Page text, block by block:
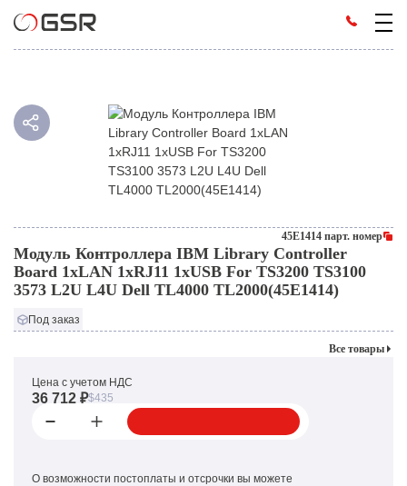
45E1414 парт. номер
Модуль Контроллера IBM Library Controller
Board 1xLAN 1xRJ11 1xUSB For TS3200 TS3100
3573 L2U L4U Dell TL4000 TL2000(45E1414)
Под заказ
Все товары
Цена с учетом НДС
36 712 ₽$435
О возможности постоплаты и отсрочки вы можете